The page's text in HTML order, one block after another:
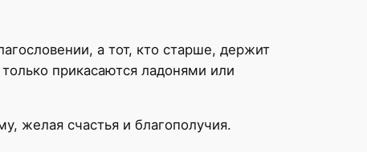
а тот, кто старше, держит
прикасаются ладонями или
желая счастья и благополучия.